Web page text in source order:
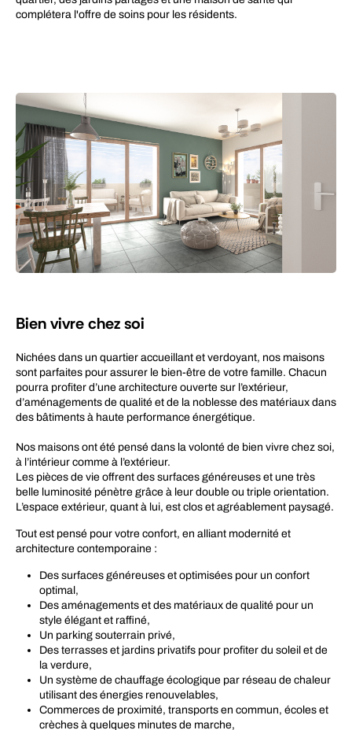
complétera l'offre de soins pour les résidents.
Bien vivre chez soi
Nichées dans un quartier accueillant et verdoyant, nos maisons
sont parfaites pour assurer le bien-être de votre famille. Chacun
pourra profiter d’une architecture ouverte sur l’extérieur,
d’aménagements de qualité et de la noblesse des matériaux dans
des bâtiments à haute performance énergétique.
Nos maisons ont été pensé dans la volonté de bien vivre chez soi,
à l’intérieur comme à l’extérieur.
Les pièces de vie offrent des surfaces généreuses et une très
belle luminosité pénètre grâce à leur double ou triple orientation.
L’espace extérieur, quant à lui, est clos et agréablement paysagé.
Tout est pensé pour votre confort, en alliant modernité et
architecture contemporaine :
Des surfaces généreuses et optimisées pour un confort
optimal,
Des aménagements et des matériaux de qualité pour un
style élégant et raffiné,
Un parking souterrain privé,
Des terrasses et jardins privatifs pour profiter du soleil et de
la verdure,
Un système de chauffage écologique par réseau de chaleur
utilisant des énergies renouvelables,
Commerces de proximité, transports en commun, écoles et
crèches à quelques minutes de marche,